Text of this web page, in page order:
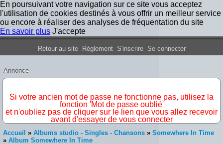
En poursuivant votre navigation sur ce site vous acceptez
l'utilisation de cookies destinés à vous offrir un meilleur service
ou encore à réaliser des analyses de fréquentation du site
En savoir plus J'accepte
Forum Iron Maiden France
Retour au site Règlement S'inscrire Se connecter
Annonce
Si votre ancien mot de passe ne fonctionne pas, utilisez la
fonction 'Mot de passe oublié'
et n'oubliez pas de cliquer sur le lien que vous allez recevoir
avant d'essayer de vous connecter
Accueil » Albums studio - Singles - Chansons » Somewhere In Time
» Album Somewhere In Time